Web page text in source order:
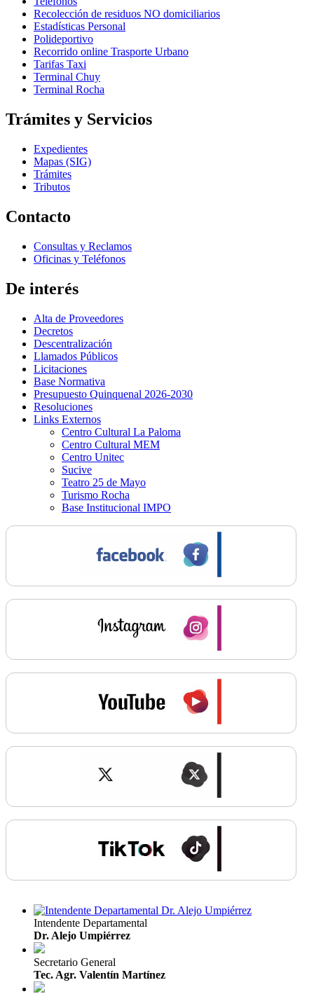
Recolección de residuos NO domiciliarios
Estadísticas Personal
Polideportivo
Recorrido online Trasporte Urbano
Tarifas Taxi
Terminal Chuy
Terminal Rocha
Trámites y Servicios
Expedientes
Mapas (SIG)
Trámites
Tributos
Contacto
Consultas y Reclamos
Oficinas y Teléfonos
De interés
Alta de Proveedores
Decretos
Descentralización
Llamados Públicos
Licitaciones
Base Normativa
Presupuesto Quinquenal 2026-2030
Resoluciones
Links Externos
Centro Cultural La Paloma
Centro Cultural MEM
Centro Unitec
Sucive
Teatro 25 de Mayo
Turismo Rocha
Base Institucional IMPO
Intendente Departamental
Dr. Alejo Umpiérrez
Secretario General
Tec. Agr. Valentín Martínez